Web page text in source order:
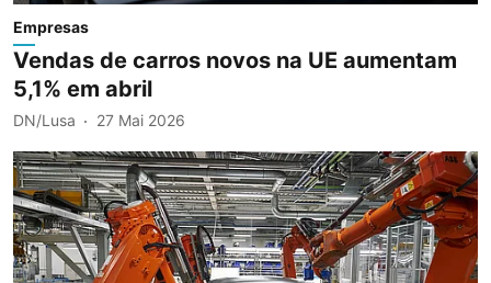
Empresas
Vendas de carros novos na UE aumentam
5,1% em abril
DN/Lusa 27 Mai 2026